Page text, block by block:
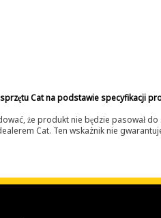
Cat na podstawie specyfikacji
że produkt nie będzie pasował
Cat. Ten wskaźnik nie